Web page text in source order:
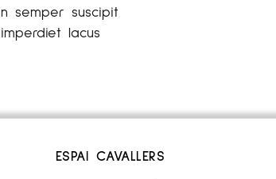
semper suscipit
lacus
ESPAI CAVALLERS